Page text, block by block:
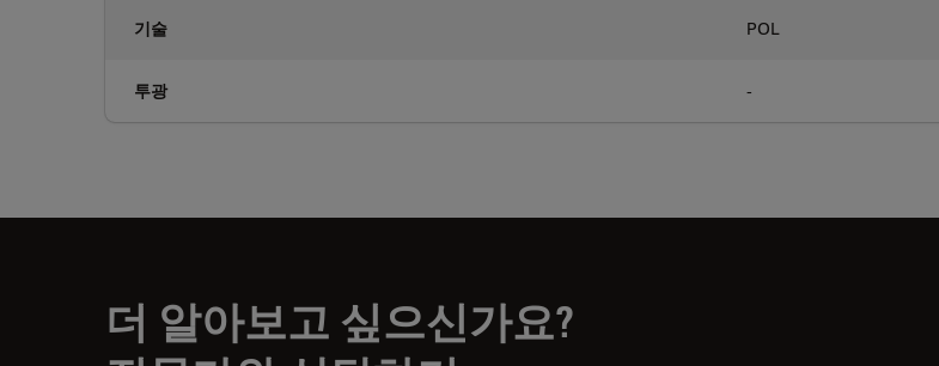
기술 POL
투광 -
더 알아보고 싶으신가요?